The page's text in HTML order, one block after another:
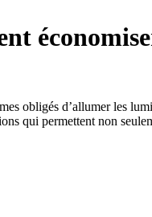
obligés d’allumer les
qui permettent non